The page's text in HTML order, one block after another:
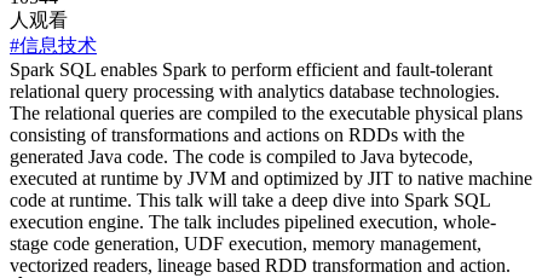
人观看
#信息技术
Spark SQL enables Spark to perform efficient and fault-tolerant
relational query processing with analytics database technologies.
The relational queries are compiled to the executable physical plans
consisting of transformations and actions on RDDs with the
generated Java code. The code is compiled to Java bytecode,
executed at runtime by JVM and optimized by JIT to native machine
code at runtime. This talk will take a deep dive into Spark SQL
execution engine. The talk includes pipelined execution, whole-
stage code generation, UDF execution, memory management,
vectorized readers, lineage based RDD transformation and action.